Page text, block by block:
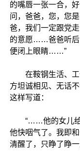
的嘴唇一张一合，
问，爸爸，您，您
爸，我们一定跟党
的意愿……爸爸听后
便闭上眼睛……”
在鞍钢生活、工
方坦诚相见、无话
这样写道：
“……他的女儿给
他快咽气了。我即
清醒了，只睁了睁